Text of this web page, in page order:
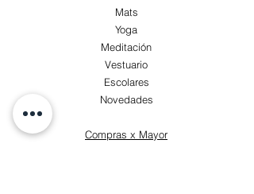
Mats
Yoga
Meditación
Vestuario
Escolares
Novedades
Compras x Mayor